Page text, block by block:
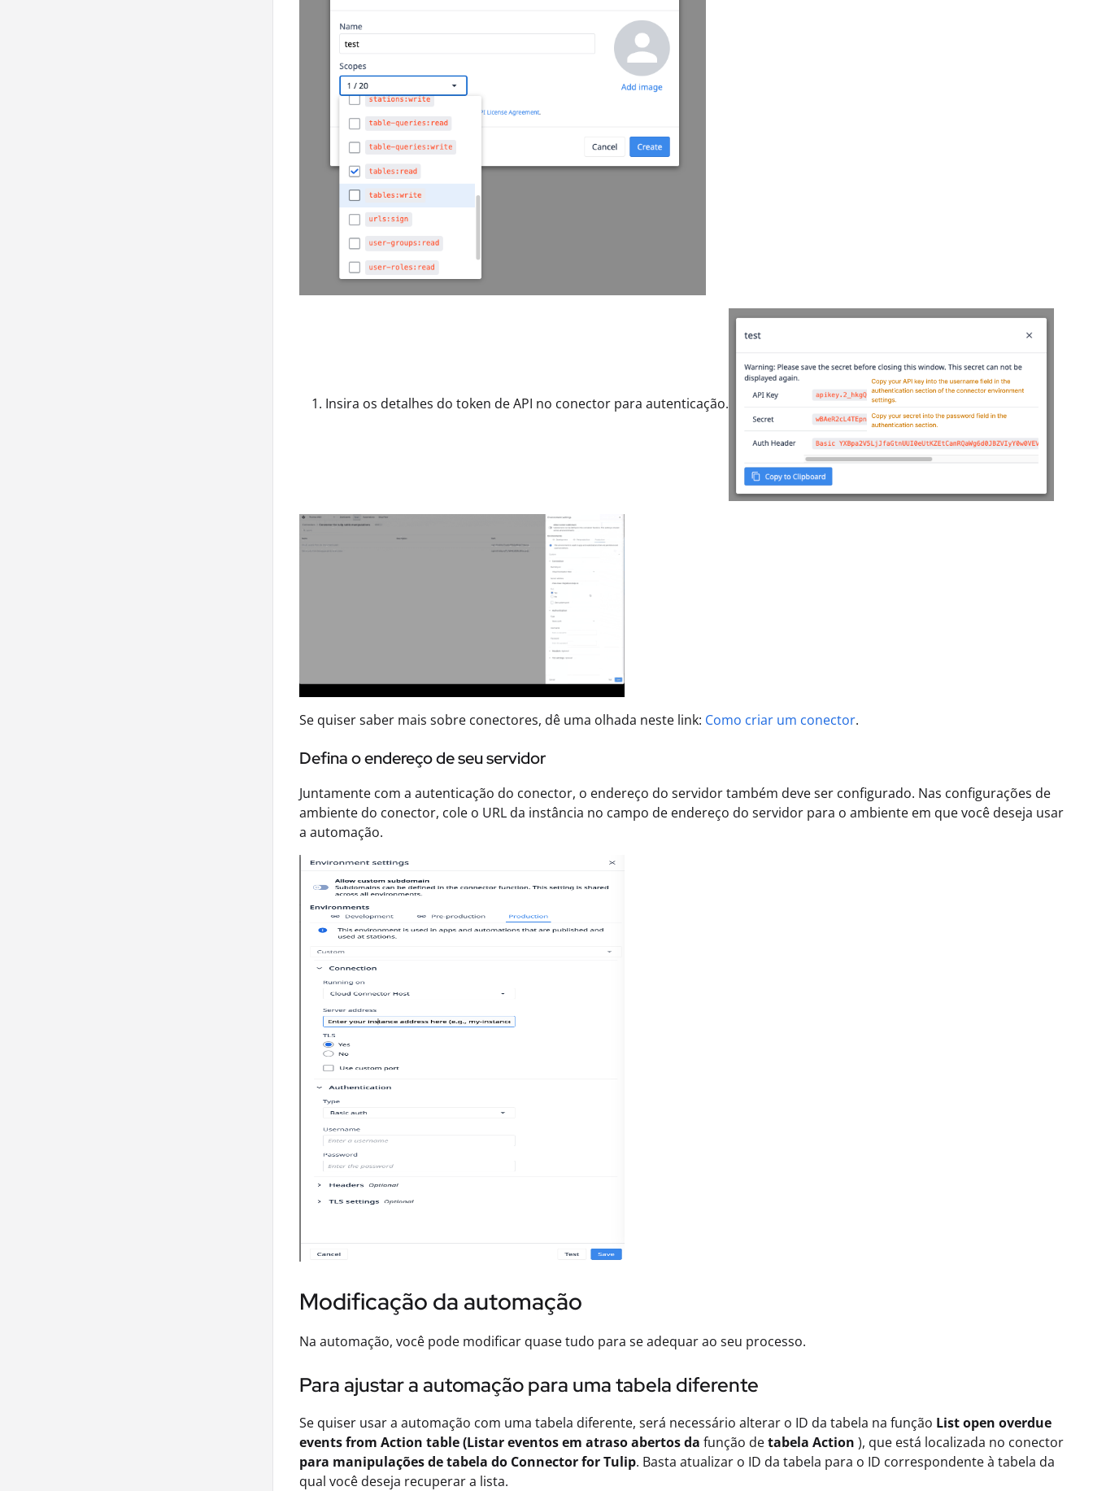
Insira os detalhes do token de API no conector para autenticação.
Se quiser saber mais sobre conectores, dê uma olhada neste link: Como criar um conector.
Defina o endereço de seu servidor
Juntamente com a autenticação do conector, o endereço do servidor também deve ser configurado. Nas configurações de
ambiente do conector, cole o URL da instância no campo de endereço do servidor para o ambiente em que você deseja usar
a automação.
Modificação da automação
Na automação, você pode modificar quase tudo para se adequar ao seu processo.
Para ajustar a automação para uma tabela diferente
Se quiser usar a automação com uma tabela diferente, será necessário alterar o ID da tabela na função List open overdue
events from Action table (Listar eventos em atraso abertos da função detabela Action ), que está localizada no conector
para manipulações de tabela do Connector for Tulip. Basta atualizar o ID da tabela para o ID correspondente à tabela da
qual você deseja recuperar a lista.